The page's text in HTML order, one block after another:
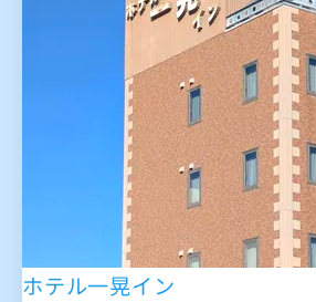
ホテル一晃イン